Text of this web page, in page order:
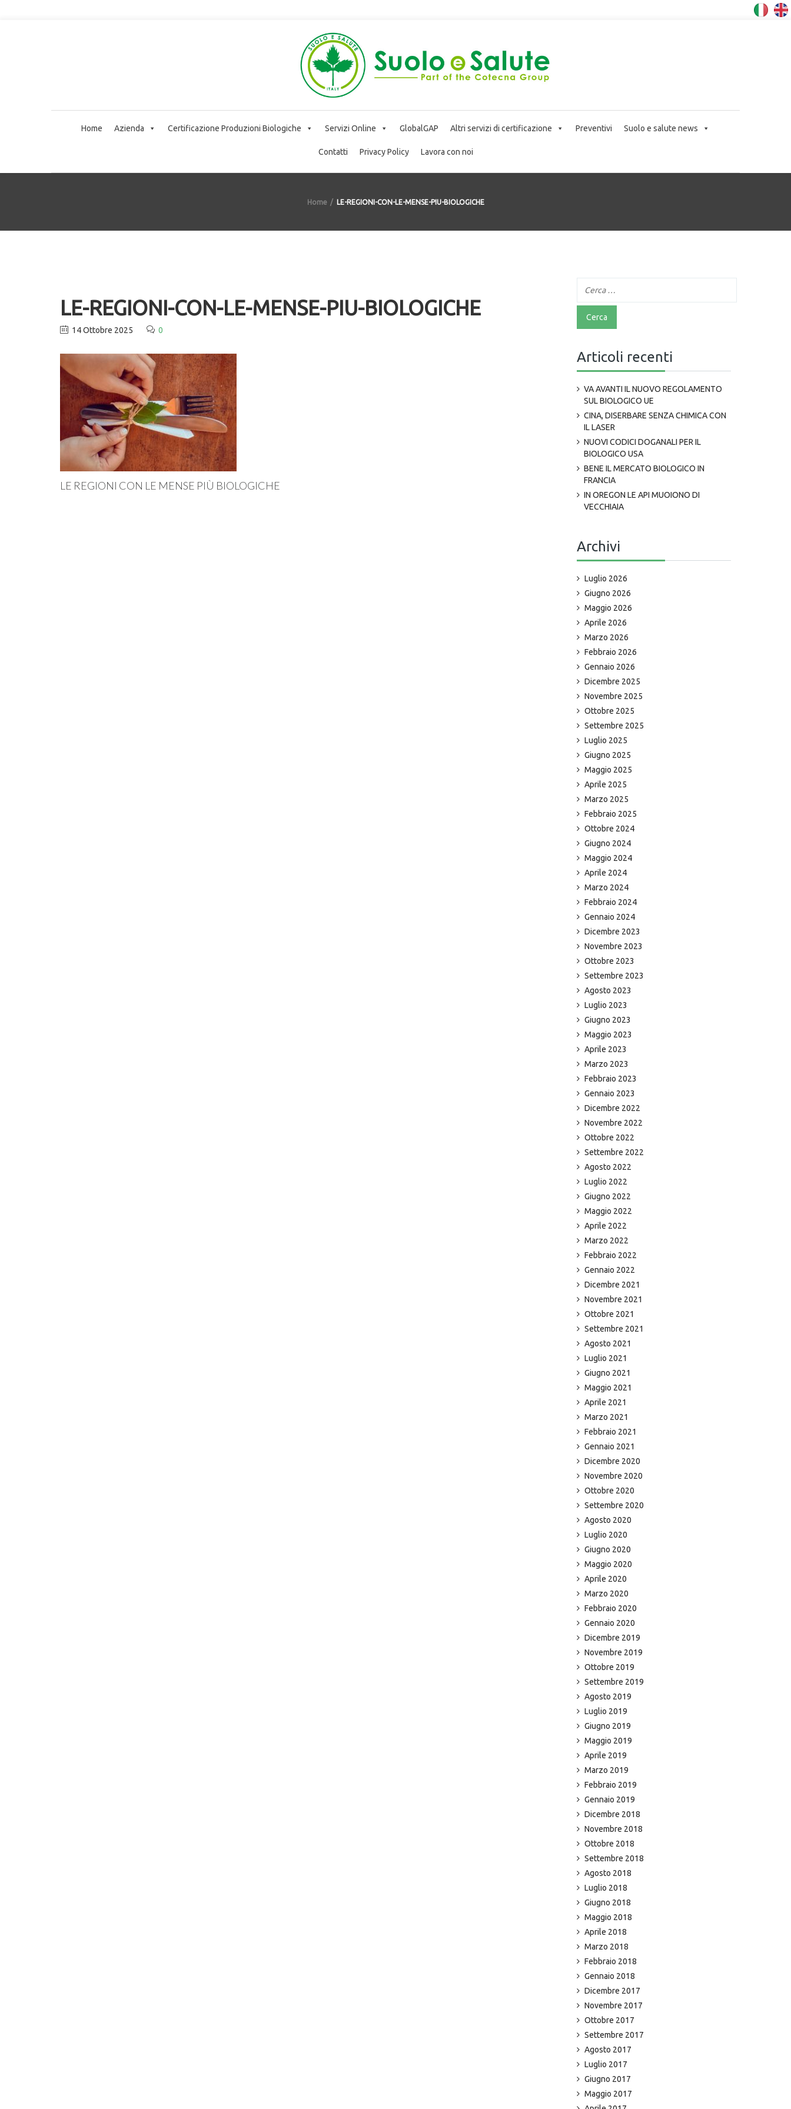
Home Azienda Certificazione Produzioni Biologiche Servizi Online GlobalGAP Altri servizi di certificazione Preventivi Suolo e salute news
Contatti Privacy Policy Lavora con noi
Home LE-REGIONI-CON-LE-MENSE-PIU-BIOLOGICHE
LE-REGIONI-CON-LE-MENSE-PIU-BIOLOGICHE
14 Ottobre 2025 0
LE REGIONI CON LE MENSE PIÙ BIOLOGICHE
Articoli recenti
VA AVANTI IL NUOVO REGOLAMENTO
SUL BIOLOGICO UE
CINA, DISERBARE SENZA CHIMICA CON
IL LASER
NUOVI CODICI DOGANALI PER IL
BIOLOGICO USA
BENE IL MERCATO BIOLOGICO IN
FRANCIA
IN OREGON LE API MUOIONO DI
VECCHIAIA
Archivi
Luglio 2026
Giugno 2026
Maggio 2026
Aprile 2026
Marzo 2026
Febbraio 2026
Gennaio 2026
Dicembre 2025
Novembre 2025
Ottobre 2025
Settembre 2025
Luglio 2025
Giugno 2025
Maggio 2025
Aprile 2025
Marzo 2025
Febbraio 2025
Ottobre 2024
Giugno 2024
Maggio 2024
Aprile 2024
Marzo 2024
Febbraio 2024
Gennaio 2024
Dicembre 2023
Novembre 2023
Ottobre 2023
Settembre 2023
Agosto 2023
Luglio 2023
Giugno 2023
Maggio 2023
Aprile 2023
Marzo 2023
Febbraio 2023
Gennaio 2023
Dicembre 2022
Novembre 2022
Ottobre 2022
Settembre 2022
Agosto 2022
Luglio 2022
Giugno 2022
Maggio 2022
Aprile 2022
Marzo 2022
Febbraio 2022
Gennaio 2022
Dicembre 2021
Novembre 2021
Ottobre 2021
Settembre 2021
Agosto 2021
Luglio 2021
Giugno 2021
Maggio 2021
Aprile 2021
Marzo 2021
Febbraio 2021
Gennaio 2021
Dicembre 2020
Novembre 2020
Ottobre 2020
Settembre 2020
Agosto 2020
Luglio 2020
Giugno 2020
Maggio 2020
Aprile 2020
Marzo 2020
Febbraio 2020
Gennaio 2020
Dicembre 2019
Novembre 2019
Ottobre 2019
Settembre 2019
Agosto 2019
Luglio 2019
Giugno 2019
Maggio 2019
Aprile 2019
Marzo 2019
Febbraio 2019
Gennaio 2019
Dicembre 2018
Novembre 2018
Ottobre 2018
Settembre 2018
Agosto 2018
Luglio 2018
Giugno 2018
Maggio 2018
Aprile 2018
Marzo 2018
Febbraio 2018
Gennaio 2018
Dicembre 2017
Novembre 2017
Ottobre 2017
Settembre 2017
Agosto 2017
Luglio 2017
Giugno 2017
Maggio 2017